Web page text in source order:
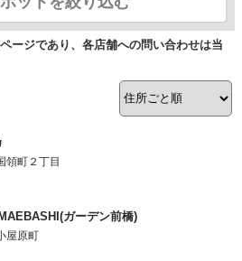
ージであり、各店舗への問い合わせは当
領町２丁目
ガーデン前橋)
屋原町